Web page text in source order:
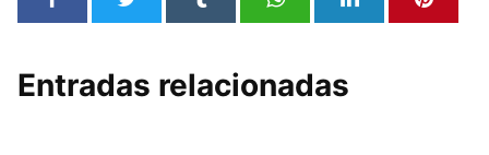
Entradas relacionadas